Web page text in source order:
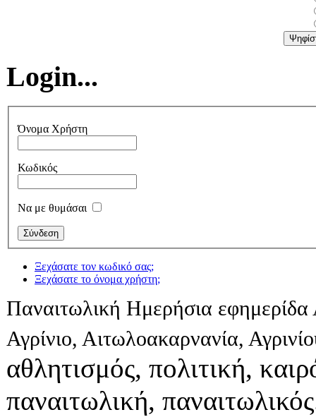
Login...
Όνομα Χρήστη
Κωδικός
Να με θυμάσαι
Ξεχάσατε τον κωδικό σας;
Ξεχάσατε το όνομα χρήστη;
Παναιτωλική Ημερήσια εφημερίδα
Αγρίνιο, Αιτωλοακαρνανία,
αθλητισμός, πολιτική,
παναιτωλική,